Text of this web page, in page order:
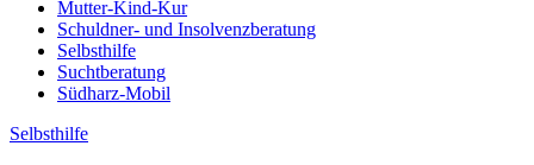
Mutter-Kind-Kur
Schuldner- und Insolvenzberatung
Selbsthilfe
Suchtberatung
Südharz-Mobil
Selbsthilfe